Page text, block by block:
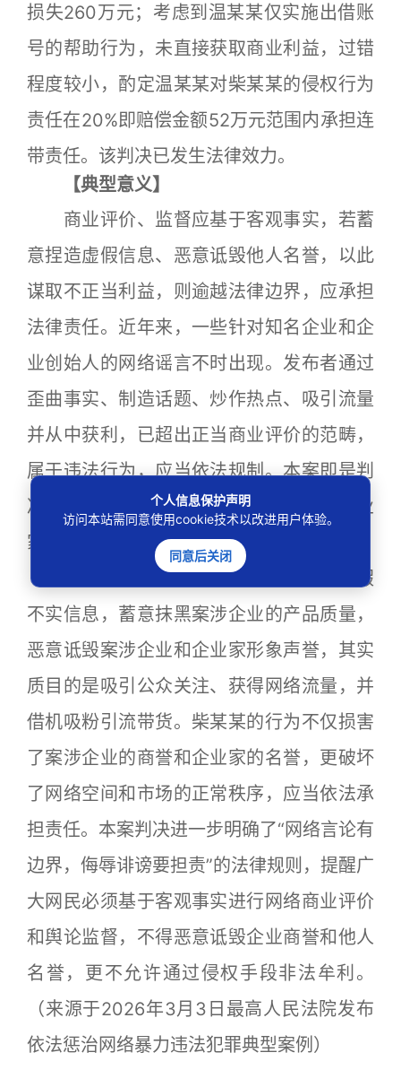
损失260万元；考虑到温某某仅实施出借账
号的帮助行为，未直接获取商业利益，过错
程度较小，酌定温某某对柴某某的侵权行为
责任在20%即赔偿金额52万元范围内承担连
带责任。该判决已发生法律效力。
【典型意义】
商业评价、监督应基于客观事实，若蓄
意捏造虚假信息、恶意诋毁他人名誉，以此
谋取不正当利益，则逾越法律边界，应承担
法律责任。近年来，一些针对知名企业和企
业创始人的网络谣言不时出现。发布者通过
歪曲事实、制造话题、炒作热点、吸引流量
并从中获利，已超出正当商业评价的范畴，
属于违法行为，应当依法规制。本案即是判
决网络“黑嘴”恶意诋毁抹黑企业商誉和企业
家名誉依法承担法律责任的典型案例。
本案中，被告柴某某编造案涉企业虚假
不实信息，蓄意抹黑案涉企业的产品质量，
恶意诋毁案涉企业和企业家形象声誉，其实
质目的是吸引公众关注、获得网络流量，并
借机吸粉引流带货。柴某某的行为不仅损害
了案涉企业的商誉和企业家的名誉，更破坏
了网络空间和市场的正常秩序，应当依法承
担责任。本案判决进一步明确了“网络言论有
边界，侮辱诽谤要担责”的法律规则，提醒广
大网民必须基于客观事实进行网络商业评价
和舆论监督，不得恶意诋毁企业商誉和他人
名誉，更不允许通过侵权手段非法牟利。
（来源于2026年3月3日最高人民法院发布
依法惩治网络暴力违法犯罪典型案例）
个人信息保护声明
访问本站需同意使用cookie技术以改进用户体验。
同意后关闭